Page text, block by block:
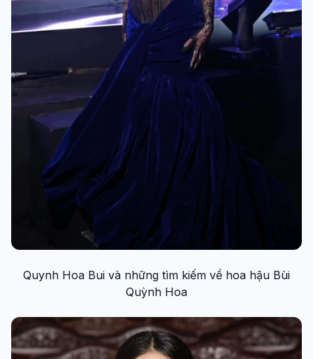
Quynh Hoa Bui và những tìm kiếm về hoa hậu Bùi
Quỳnh Hoa